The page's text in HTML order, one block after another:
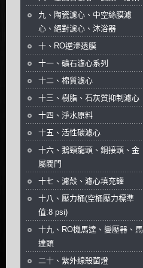
九、陶瓷濾心、中空絲膜濾
心、絕對濾心、沐浴器
十、RO逆滲透膜
十一、礦石濾心系列
十二、棉質濾心
十三、樹脂、石灰質抑制濾心
十四、淨水原料
十五、活性碳濾心
十六、鵝頸龍頭、銅接頭、金
屬閥門
十七、濾殼、濾心填充罐
十八、壓力桶(空桶壓力標準
值:8 psi)
十九、RO機馬達、變壓器、馬
達頭
二十、紫外線殺菌燈